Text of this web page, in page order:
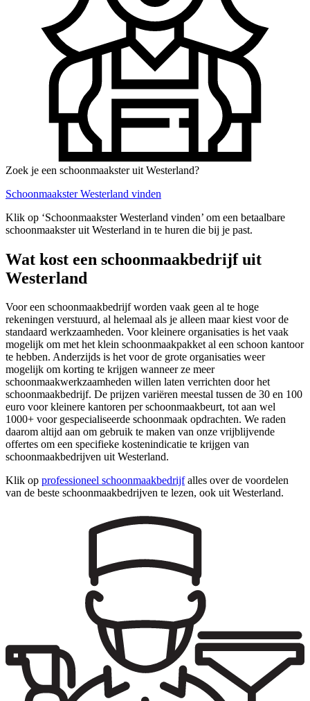
Zoek je een schoonmaakster uit Westerland?
Schoonmaakster Westerland vinden
Klik op ‘Schoonmaakster Westerland vinden’ om een betaalbare
schoonmaakster uit Westerland in te huren die bij je past.
Wat kost een schoonmaakbedrijf uit
Westerland
Voor een schoonmaakbedrijf worden vaak geen al te hoge
rekeningen verstuurd, al helemaal als je alleen maar kiest voor de
standaard werkzaamheden. Voor kleinere organisaties is het vaak
mogelijk om met het klein schoonmaakpakket al een schoon kantoor
te hebben. Anderzijds is het voor de grote organisaties weer
mogelijk om korting te krijgen wanneer ze meer
schoonmaakwerkzaamheden willen laten verrichten door het
schoonmaakbedrijf. De prijzen variëren meestal tussen de 30 en 100
euro voor kleinere kantoren per schoonmaakbeurt, tot aan wel
1000+ voor gespecialiseerde schoonmaak opdrachten. We raden
daarom altijd aan om gebruik te maken van onze vrijblijvende
offertes om een specifieke kostenindicatie te krijgen van
schoonmaakbedrijven uit Westerland.
Klik op professioneel schoonmaakbedrijfalles over de voordelen
van de beste schoonmaakbedrijven te lezen, ook uit Westerland.